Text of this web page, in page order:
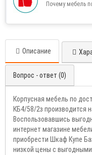
Почему мебель
Описание
Вопрос - ответ (0)
Корпусная мебель по
КБ4/58/2з производится
Воспользовавшись
интернет магазине
приобрести Шкаф Купе
низкой цены с